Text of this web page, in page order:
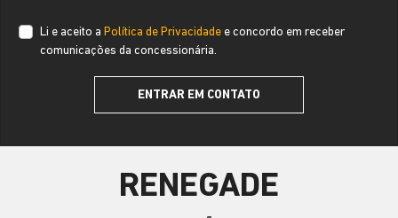
Li e aceito a Política de Privacidade e concordo em receber
comunicações da concessionária.
ENTRAR EM CONTATO
RENEGADE